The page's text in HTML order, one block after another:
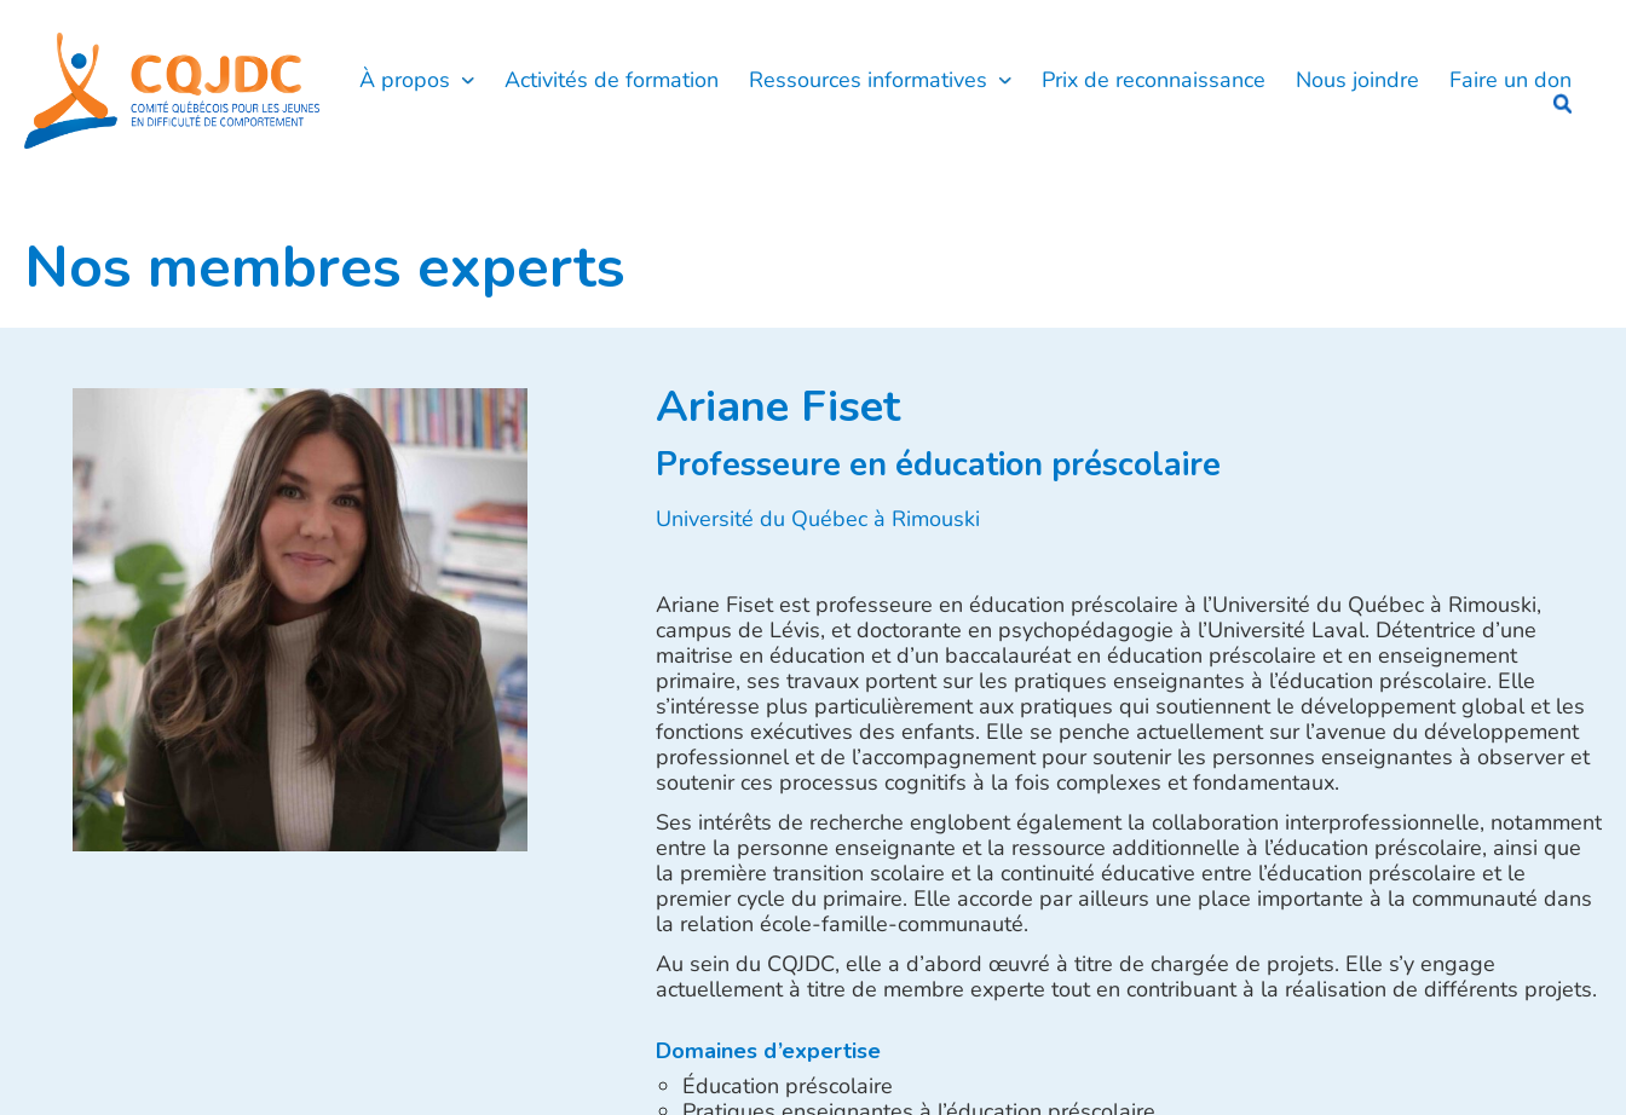
contenu
À propos Activités de formation Ressources informatives Prix de reconnaissance Nous joindre Faire un don
Nos membres experts
Ariane Fiset
Professeure en éducation préscolaire
Université du Québec à Rimouski
Ariane Fiset est professeure en éducation préscolaire à l’Université du Québec à Rimouski,
campus de Lévis, et doctorante en psychopédagogie à l’Université Laval. Détentrice d’une
maitrise en éducation et d’un baccalauréat en éducation préscolaire et en enseignement
primaire, ses travaux portent sur les pratiques enseignantes à l’éducation préscolaire. Elle
s’intéresse plus particulièrement aux pratiques qui soutiennent le développement global et les
fonctions exécutives des enfants. Elle se penche actuellement sur l’avenue du développement
professionnel et de l’accompagnement pour soutenir les personnes enseignantes à observer et
soutenir ces processus cognitifs à la fois complexes et fondamentaux.
Ses intérêts de recherche englobent également la collaboration interprofessionnelle, notamment
entre la personne enseignante et la ressource additionnelle à l’éducation préscolaire, ainsi que
la première transition scolaire et la continuité éducative entre l’éducation préscolaire et le
premier cycle du primaire. Elle accorde par ailleurs une place importante à la communauté dans
la relation école-famille-communauté.
Au sein du CQJDC, elle a d’abord œuvré à titre de chargée de projets. Elle s’y engage
actuellement à titre de membre experte tout en contribuant à la réalisation de différents projets.
Domaines d’expertise
Éducation préscolaire